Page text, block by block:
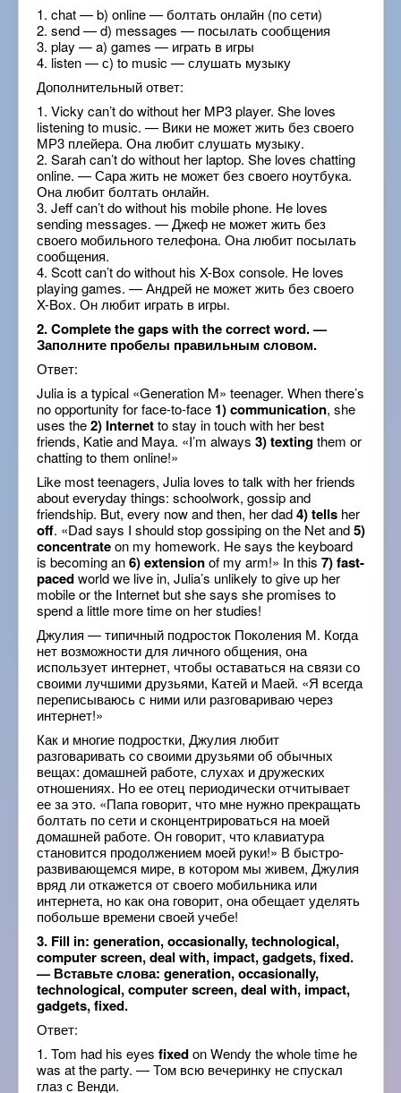
1. chat — b) online — болтать онлайн (по сети)
2. send — d) messages — посылать сообщения
3. play — a) games — играть в игры
4. listen — с) to music — слушать музыку
Дополнительный ответ:
1. Vicky can’t do without her MP3 player. She loves
listening to music. — Вики не может жить без своего
МР3 плейера. Она любит слушать музыку.
2. Sarah can’t do without her laptop. She loves chatting
online. — Сара жить не может без своего ноутбука.
Она любит болтать онлайн.
3. Jeff can’t do without his mobile phone. He loves
sending messages. — Джеф не может жить без
своего мобильного телефона. Она любит посылать
сообщения.
4. Scott can’t do without his X-Box console. He loves
playing games. — Андрей не может жить без своего
X-Box. Он любит играть в игры.
2. Complete the gaps with the correct word. —
Заполните пробелы правильным словом.
Ответ:
Julia is a typical «Generation M» teenager. When there’s
no opportunity for face-to-face 1) communication, she
uses the2) Internetto stay in touch with her best
friends, Katie and Maya. «I’m always 3) textingthem or
chatting to them online!»
Like most teenagers, Julia loves to talk with her friends
about everyday things: schoolwork, gossip and
friendship. But, every now and then, her dad4) tells her
off. «Dad says I should stop gossiping on the Net and5)
concentrateon my homework. He says the keyboard
is becoming an6) extensionof my arm!» In this 7) fast-
pacedworld we live in, Julia’s unlikely to give up her
mobile or the Internet but she says she promises to
spend a little more time on her studies!
Джулия — типичный подросток Поколения М. Когда
нет возможности для личного общения, она
использует интернет, чтобы оставаться на связи со
своими лучшими друзьями, Катей и Маей. «Я всегда
переписываюсь с ними или разговариваю через
интернет!»
Как и многие подростки, Джулия любит
разговаривать со своими друзьями об обычных
вещах: домашней работе, слухах и дружеских
отношениях. Но ее отец периодически отчитывает
ее за это. «Папа говорит, что мне нужно прекращать
болтать по сети и сконцентрироваться на моей
домашней работе. Он говорит, что клавиатура
становится продолжением моей руки!» В быстро-
развивающемся мире, в котором мы живем, Джулия
вряд ли откажется от своего мобильника или
интернета, но как она говорит, она обещает уделять
побольше времени своей учебе!
3. Fill in: generation, occasionally, technological,
computer screen, deal with, impact, gadgets, fixed.
— Вставьте слова: generation, occasionally,
technological, computer screen, deal with, impact,
gadgets, fixed.
Ответ:
1. Tom had his eyes fixedon Wendy the whole time he
was at the party. — Том всю вечеринку не спускал
глаз с Венди.